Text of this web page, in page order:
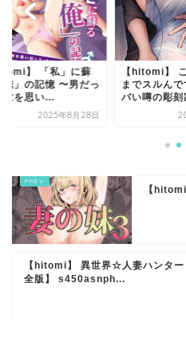
】 「私」に蘇
俺」の記憶 〜男だっ
世を思い...
2025年8月28日
【hitomi】
までスルん
バい噂の彫刻
【
【hitomi】 異世界☆人妻ハンター
全版】 s450asnph...